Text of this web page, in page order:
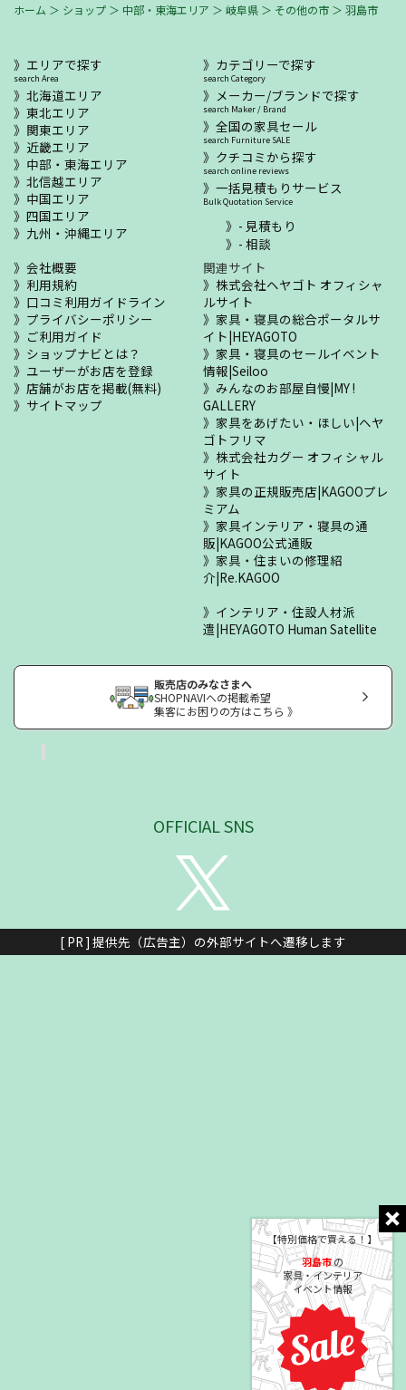
【特別価格で買える！】
羽島市の
家具・インテリア
イベント情報
ホーム ＞ ショップ ＞ 中部・東海エリア ＞ 岐阜県 ＞ その他の市 ＞ 羽島市
エリアで探す
search Area
北海道エリア
東北エリア
関東エリア
近畿エリア
中部・東海エリア
北信越エリア
中国エリア
四国エリア
九州・沖縄エリア
カテゴリーで探す
search Category
メーカー/ブランドで探す
search Maker / Brand
全国の家具セール
search Furniture SALE
クチコミから探す
search online reviews
一括見積もりサービス
Bulk Quotation Service
- 見積もり
- 相談
会社概要
利用規約
口コミ利用ガイドライン
プライバシーポリシー
ご利用ガイド
ショップナビとは？
ユーザーがお店を登録
店舗がお店を掲載(無料)
サイトマップ
関連サイト
株式会社ヘヤゴト オフィシャ
ルサイト
家具・寝具の総合ポータルサ
イト|HEYAGOTO
家具・寝具のセールイベント
情報|Seiloo
みんなのお部屋自慢|MY !
GALLERY
家具をあげたい・ほしい|ヘヤ
ゴトフリマ
株式会社カグー オフィシャル
サイト
家具の正規販売店|KAGOOプレ
ミアム
家具インテリア・寝具の通
販|KAGOO公式通販
家具・住まいの修理紹
介|Re.KAGOO
インテリア・住設人材派
遣|HEYAGOTO Human Satellite
販売店のみなさまへ
SHOPNAVIへの掲載希望
集客にお困りの方はこちら 》
OFFICIAL SNS
[ PR ] 提供先（広告主）の外部サイトへ遷移します